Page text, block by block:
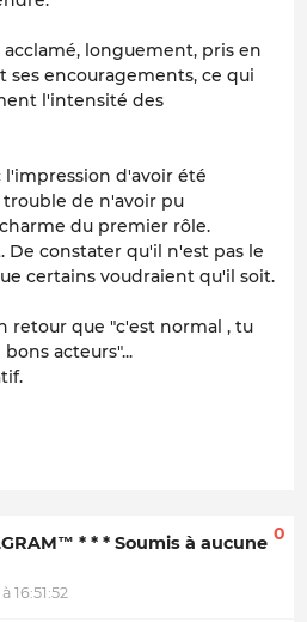
longuement, pris en
ses encouragements, ce qui
l'intensité des
l'impression d'avoir été
de n'avoir pu
du premier rôle.
De constater qu'il n'est pas le
certains voudraient qu'il soit.
retour que "c'est normal , tu
acteurs"...
* * * Soumis à aucune
16:51:52
0